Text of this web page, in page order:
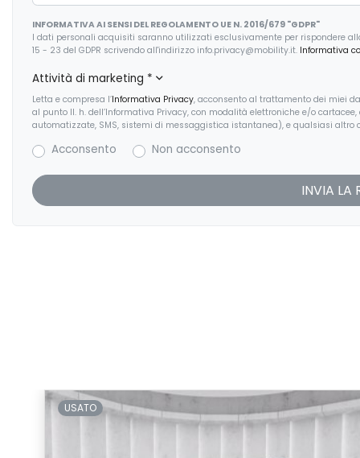
INFORMATIVA AI SENSI DEL REGOLAMENTO UE N. 2016/679 "GDPR"
I dati personali acquisiti saranno utilizzati esclusivamente per rispondere
15 - 23 del GDPR scrivendo all'indirizzo info.privacy@mobility.it. Informativa
Attività di marketing *
Letta e compresa l’Informativa Privacy, acconsento al trattamento dei miei
al punto II. h. dell’Informativa Privacy, con modalità elettroniche e/o
automatizzate, SMS, sistemi di messaggistica istantanea), e qualsiasi altro
Acconsento Non acconsento
USATO